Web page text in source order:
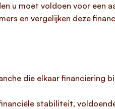
u moet voldoen voor een
en vergelijken deze
die elkaar financiering
stabiliteit,